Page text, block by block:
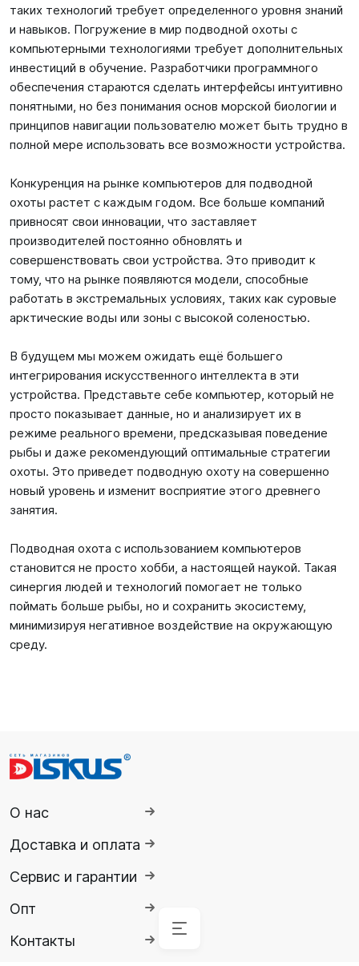
Аксессуары
Ножи,
Аксессуары
Ласты
Буй
Спасательные
Аксессуары
ГидрокостюмыОбувь
ГидрокостюмыСнаряжение
ГермопродукцияКомбинезоны
таких технологий требует определенного уровня знаний
и навыков. Погружение в мир подводной охоты с
компьютерными технологиями требует дополнительных
инвестиций в обучение. Разработчики программного
обеспечения стараются сделать интерфейсы интуитивно
понятными, но без понимания основ морской биологии и
принципов навигации пользователю может быть трудно в
полной мере использовать все возможности устройства.
Конкуренция на рынке компьютеров для подводной
охоты растет с каждым годом. Все больше компаний
привносят свои инновации, что заставляет
производителей постоянно обновлять и
совершенствовать свои устройства. Это приводит к
тому, что на рынке появляются модели, способные
работать в экстремальных условиях, таких как суровые
арктические воды или зоны с высокой соленостью.
В будущем мы можем ожидать ещё большего
интегрирования искусственного интеллекта в эти
устройства. Представьте себе компьютер, который не
просто показывает данные, но и анализирует их в
режиме реального времени, предсказывая поведение
рыбы и даже рекомендующий оптимальные стратегии
охоты. Это приведет подводную охоту на совершенно
новый уровень и изменит восприятие этого древнего
занятия.
Подводная охота с использованием компьютеров
становится не просто хобби, а настоящей наукой. Такая
синергия людей и технологий помогает не только
поймать больше рыбы, но и сохранить экосистему,
минимизируя негативное воздействие на окружающую
среду.
О нас
Доставка и оплата
Сервис и гарантии
Опт
Контакты